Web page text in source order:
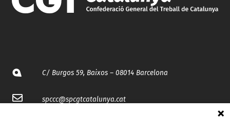
C/ Burgos 59, Baixos – 08014 Barcelona
spccc@spcgtcatalunya.cat